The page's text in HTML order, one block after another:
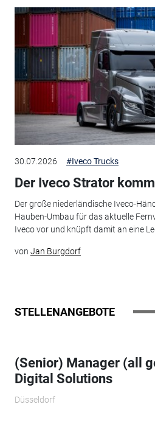
30.07.2026 #Iveco Trucks
Der Iveco Strator
Der große niederländische Iveco-
Hauben-Umbau für das aktuelle
Iveco vor und knüpft damit an eine
von Jan Burgdorf
STELLENANGEBOTE
(Senior) Manager (all
Digital Solutions
Düsseldorf